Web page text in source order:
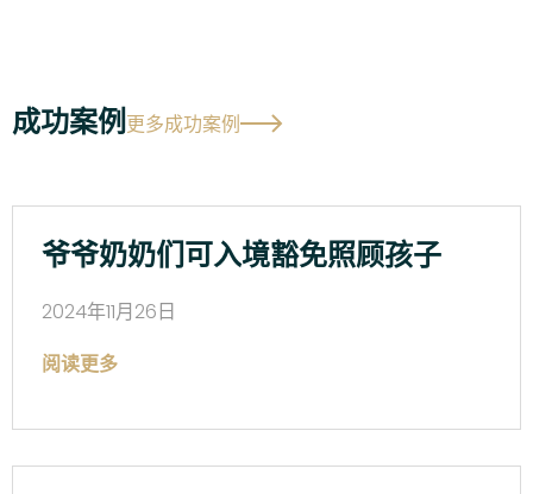
成功案例更多成功案例
爷爷奶奶们可入境豁免照顾孩子
2024年11月26日
阅读更多